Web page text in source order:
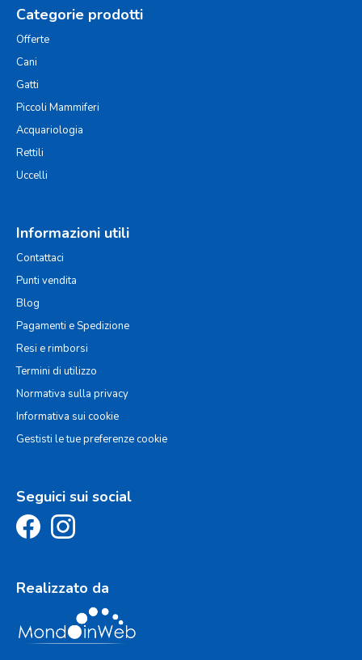
Categorie prodotti
Offerte
Cani
Gatti
Piccoli Mammiferi
Acquariologia
Rettili
Uccelli
Informazioni utili
Contattaci
Punti vendita
Blog
Pagamenti e Spedizione
Resi e rimborsi
Termini di utilizzo
Normativa sulla privacy
Informativa sui cookie
Gestisti le tue preferenze cookie
Seguici sui social
Realizzato da